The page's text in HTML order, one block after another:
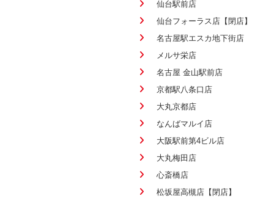
仙台駅前店
仙台フォーラス店【閉店】
名古屋駅エスカ地下街店
メルサ栄店
名古屋 金山駅前店
京都駅八条口店
大丸京都店
なんばマルイ店
大阪駅前第4ビル店
大丸梅田店
心斎橋店
松坂屋高槻店【閉店】